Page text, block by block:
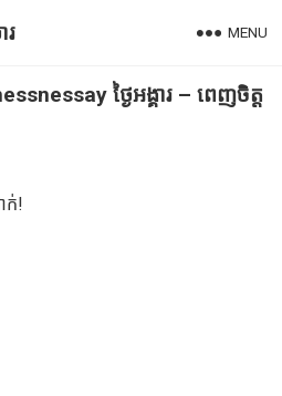
រ MENU
ថ្ងៃអង្គារ – ពេញចិត្ត
ក់!